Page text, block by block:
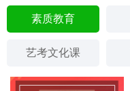
素质教育
艺考文化课